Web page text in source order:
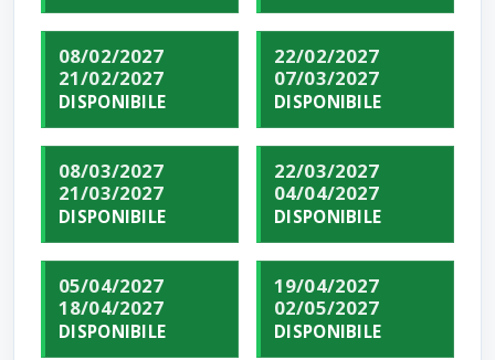
08/02/2027
21/02/2027
DISPONIBILE
22/02/2027
07/03/2027
DISPONIBILE
08/03/2027
21/03/2027
DISPONIBILE
22/03/2027
04/04/2027
DISPONIBILE
05/04/2027
18/04/2027
DISPONIBILE
19/04/2027
02/05/2027
DISPONIBILE